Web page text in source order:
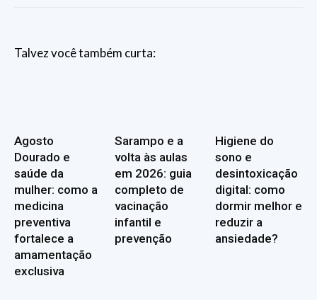
Talvez você também curta:
Agosto
Dourado e
saúde da
mulher: como a
medicina
preventiva
fortalece a
amamentação
exclusiva
Sarampo e a
volta às aulas
em 2026: guia
completo de
vacinação
infantil e
prevenção
Higiene do
sono e
desintoxicação
digital: como
dormir melhor e
reduzir a
ansiedade?